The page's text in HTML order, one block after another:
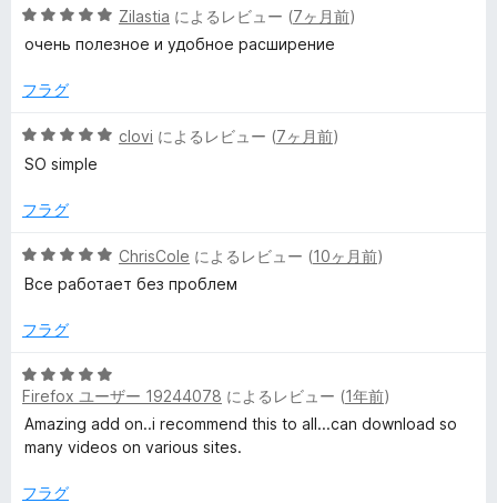
w
l
a
d
e
r
の
5
の
価
5
段
中
の
評
Zilastia によるレビュー (7ヶ月前)
очень полезное и удобное расширение
フラグ
5
段
中
の
評
clovi によるレビュー (7ヶ月前)
SO simple
フラグ
5
段
中
の
評
価
ChrisCole によるレビュー (10ヶ月前)
Все работает без проблем
フラグ
5
段
階
中
の
Firefox ユーザー 19244078 によるレビュー (1年前)
Amazing add on..i recommend this to all...can download so
many videos on various sites.
フラグ